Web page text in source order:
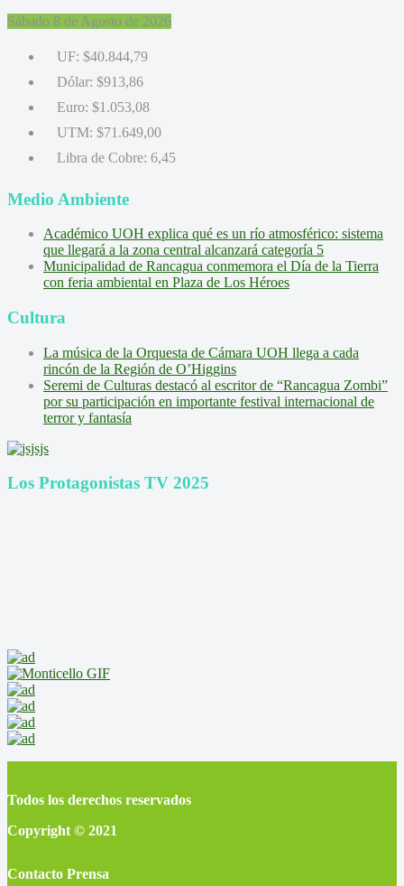
Sábado 8 de Agosto de 2026
UF: $40.844,79
Dólar: $913,86
Euro: $1.053,08
UTM: $71.649,00
Libra de Cobre: 6,45
Medio Ambiente
Académico UOH explica qué es un río atmosférico: sistema
que llegará a la zona central alcanzará categoría 5
Municipalidad de Rancagua conmemora el Día de la Tierra
con feria ambiental en Plaza de Los Héroes
Cultura
La música de la Orquesta de Cámara UOH llega a cada
rincón de la Región de O’Higgins
Seremi de Culturas destacó al escritor de “Rancagua Zombi”
por su participación en importante festival internacional de
terror y fantasía
Los Protagonistas TV 2025
Todos los derechos reservados
Copyright © 2021
Contacto Prensa